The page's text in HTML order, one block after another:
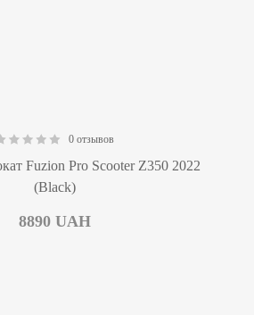
0 отзывов
Fuzion Pro Scooter Z350 2022
(Black)
8890 UAH